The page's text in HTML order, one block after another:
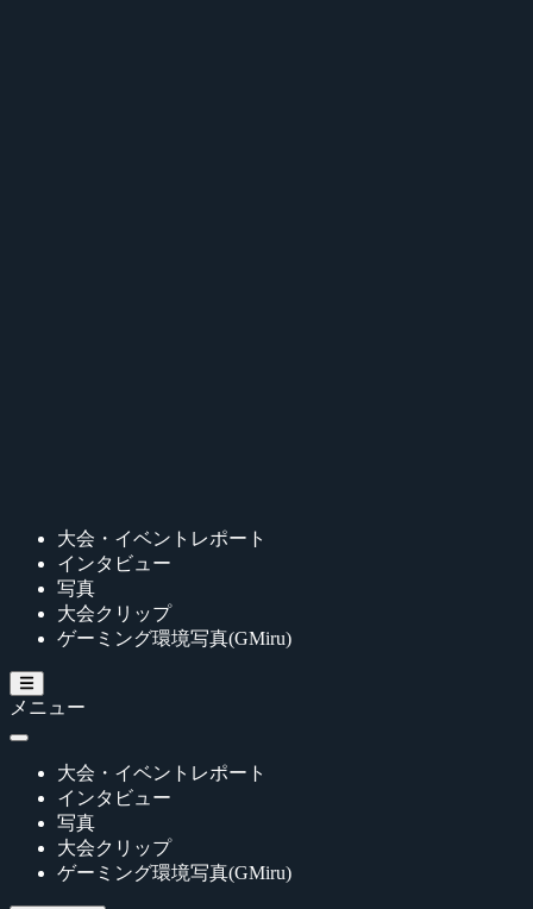
大会・イベントレポート
インタビュー
写真
大会クリップ
ゲーミング環境写真(GMiru)
メニュー
大会・イベントレポート
インタビュー
写真
大会クリップ
ゲーミング環境写真(GMiru)